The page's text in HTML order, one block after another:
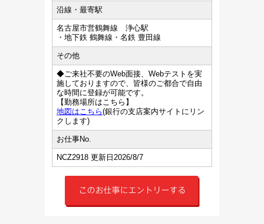
沿線・最寄駅
名古屋市営鶴舞線 浄心駅
・地下鉄 鶴舞線・名鉄 豊田線
その他
◆ご来社不要のWeb面接、Webテストを実
施しておりますので、皆様のご都合で自由
な時間に登録が可能です。
【勤務場所はこちら】
地図はこちら(銀行の支店案内サイトにリン
クします)
お仕事No.
NCZ2918 更新日2026/8/7